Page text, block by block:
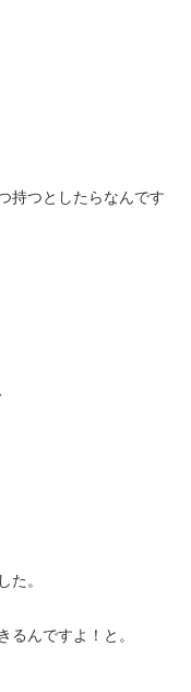
持つとしたらなんです
。
んですよ！と。